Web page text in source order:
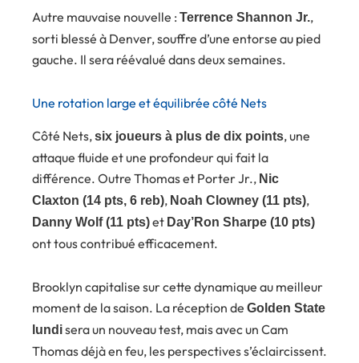
Autre mauvaise nouvelle : Terrence Shannon Jr.,
sorti blessé à Denver, souffre d’une entorse au pied
gauche. Il sera réévalué dans deux semaines.
Une rotation large et équilibrée côté Nets
Côté Nets,six joueurs à plus de dix points, une
attaque fluide et une profondeur qui fait la
différence. Outre Thomas et Porter Jr., Nic
Claxton (14 pts, 6 reb), Noah Clowney (11 pts),
Danny Wolf (11 pts)et Day’Ron Sharpe (10 pts)
ont tous contribué efficacement.
Brooklyn capitalise sur cette dynamique au meilleur
moment de la saison. La réception de Golden State
lundisera un nouveau test, mais avec un Cam
Thomas déjà en feu, les perspectives s’éclaircissent.